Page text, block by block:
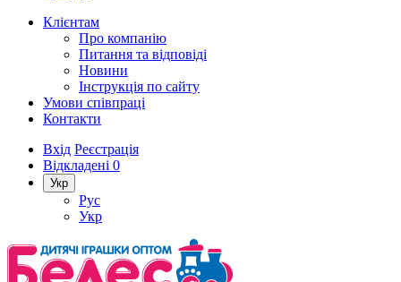
Клієнтам
Про компанію
Питання та відповіді
Новини
Інструкція по сайту
Умови співпраці
Контакти
Вхід Реєстрація
Відкладені 0
Укр
Рус
Укр